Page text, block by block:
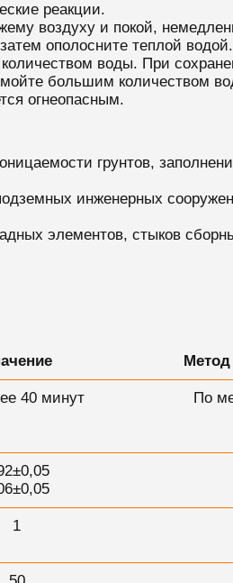
реакции.
воздуху и покой,
ополосните теплой водой.
воды. При
большим количеством
огнеопасным.
грунтов,
инженерных
элементов, стыков
40 минут По
1